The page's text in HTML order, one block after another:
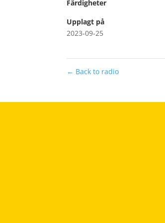
Färdigheter
Upplagt på
2023-09-25
← Back to radio